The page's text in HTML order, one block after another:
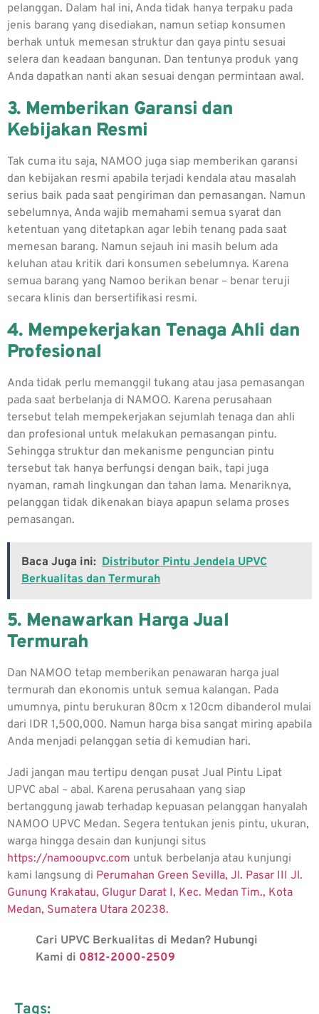
pelanggan. Dalam hal ini, Anda tidak hanya terpaku pada
jenis barang yang disediakan, namun setiap konsumen
berhak untuk memesan struktur dan gaya pintu sesuai
selera dan keadaan bangunan. Dan tentunya produk yang
Anda dapatkan nanti akan sesuai dengan permintaan awal.
3. Memberikan Garansi dan
Kebijakan Resmi
Tak cuma itu saja, NAMOO juga siap memberikan garansi
dan kebijakan resmi apabila terjadi kendala atau masalah
serius baik pada saat pengiriman dan pemasangan. Namun
sebelumnya, Anda wajib memahami semua syarat dan
ketentuan yang ditetapkan agar lebih tenang pada saat
memesan barang. Namun sejauh ini masih belum ada
keluhan atau kritik dari konsumen sebelumnya. Karena
semua barang yang Namoo berikan benar – benar teruji
secara klinis dan bersertifikasi resmi.
4. Mempekerjakan Tenaga Ahli dan
Profesional
Anda tidak perlu memanggil tukang atau jasa pemasangan
pada saat berbelanja di NAMOO. Karena perusahaan
tersebut telah mempekerjakan sejumlah tenaga dan ahli
dan profesional untuk melakukan pemasangan pintu.
Sehingga struktur dan mekanisme penguncian pintu
tersebut tak hanya berfungsi dengan baik, tapi juga
nyaman, ramah lingkungan dan tahan lama. Menariknya,
pelanggan tidak dikenakan biaya apapun selama proses
pemasangan.
Baca Juga ini: Distributor Pintu Jendela UPVC
Berkualitas dan Termurah
5. Menawarkan Harga Jual
Termurah
Dan NAMOO tetap memberikan penawaran harga jual
termurah dan ekonomis untuk semua kalangan. Pada
umumnya, pintu berukuran 80cm x 120cm dibanderol mulai
dari IDR 1,500,000. Namun harga bisa sangat miring apabila
Anda menjadi pelanggan setia di kemudian hari.
Jadi jangan mau tertipu dengan pusat Jual Pintu Lipat
UPVC abal – abal. Karena perusahaan yang siap
bertanggung jawab terhadap kepuasan pelanggan hanyalah
NAMOO UPVC Medan. Segera tentukan jenis pintu, ukuran,
warga hingga desain dan kunjungi situs
https://namooupvc.com untuk berbelanja atau kunjungi
kami langsung di Perumahan Green Sevilla, Jl. Pasar III Jl.
Gunung Krakatau, Glugur Darat I, Kec. Medan Tim., Kota
Medan, Sumatera Utara 20238.
Cari UPVC Berkualitas di Medan? Hubungi
Kami di 0812-2000-2509
Tags: